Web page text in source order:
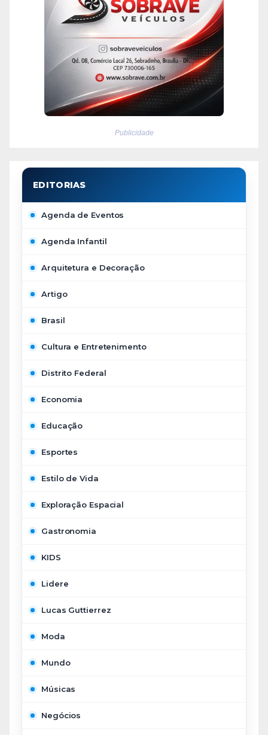
Publicidade
Agenda de Eventos
Agenda Infantil
Arquitetura e Decoração
Artigo
Brasil
Cultura e Entretenimento
Distrito Federal
Economia
Educação
Esportes
Estilo de Vida
Exploração Espacial
Gastronomia
KIDS
Lidere
Lucas Guttierrez
Moda
Mundo
Músicas
Negócios